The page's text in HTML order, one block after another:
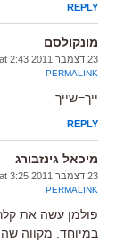
REPLY
מונקולסם
23 דצמבר 2011 at 2:43
PERMALINK
ייך=שייך
REPLY
מיכאל גינזבורג
23 דצמבר 2011 at 3:25
PERMALINK
פולמן עשה את
במיוחד. מקווה